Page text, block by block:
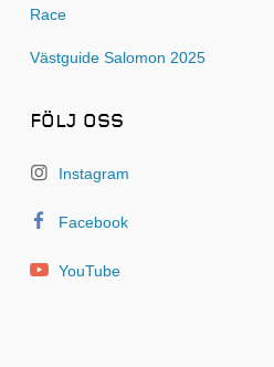
Race
Västguide Salomon 2025
FÖLJ OSS
Instagram
Facebook
YouTube